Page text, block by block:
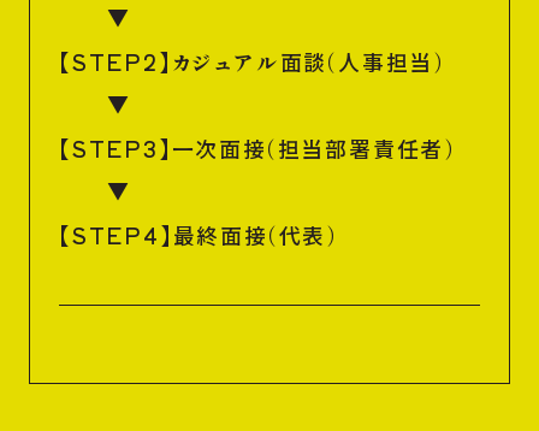
▼
【STEP2】カジュアル面談（人事担当）
▼
【STEP3】一次面接（担当部署責任者）
▼
【STEP4】最終面接（代表）